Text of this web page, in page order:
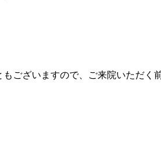
ございますので、ご来院いただく